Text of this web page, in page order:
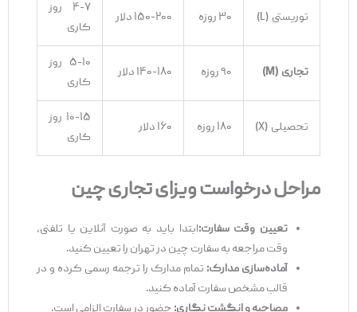
توریستی (L) ۳۰ روزه ۱۵۰-۲۰۰ دلار
۴-۷ روز
کاری
تجاری(M) ۹۰ روزه ۱۴۰-۱۸۰ دلار
۵-۱۰ روز
کاری
تحصیلی (X) ۱۸۰ روزه ۱۶۰ دلار
۱۰-۱۵ روز
کاری
مراحل درخواست ویزای تجاری چین
تعیین وقت سفارت:ابتدا باید به‌ صورت آنلاین یا تلفنی،
وقت مراجعه به سفارت چین در تهران را تعیین کنید.
آماده‌سازی مدارک:تمام مدارک را ترجمه رسمی کرده و در
قالب مشخص سفارت آماده کنید.